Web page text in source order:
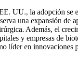
UU., la adopción
una expansión
Además, el
y empresas de
líder en innovaciones